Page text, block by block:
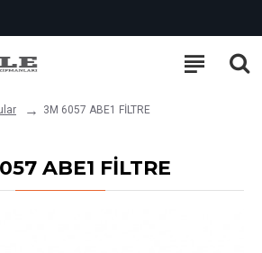
3M 6057 ABE1 FİLTRE
ABE1 FİLTRE